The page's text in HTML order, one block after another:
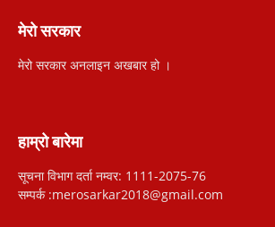
मेरो सरकार
मेरो सरकार अनलाइन अखबार हो ।
हाम्रो बारेमा
सूचना विभाग दर्ता नम्वर: 1111-2075-76
सम्पर्क :merosarkar2018@gmail.com